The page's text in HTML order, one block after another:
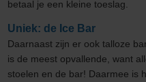
betaal je een kleine toeslag.
Uniek: de Ice Bar
Daarnaast zijn er ook talloze
is de meest opvallende, want
stoelen en de bar! Daarmee is